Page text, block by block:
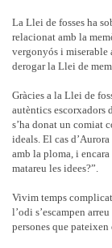
La Llei de fosses ha
relacionat amb la
vergonyós i miserable
derogar la Llei de
Gràcies a la Llei de
autèntics escorxadors
s’ha donat un comiat
ideals. El cas
amb la ploma, i
matareu les idees?”.
Vivim temps
l’odi s’escampen
persones que